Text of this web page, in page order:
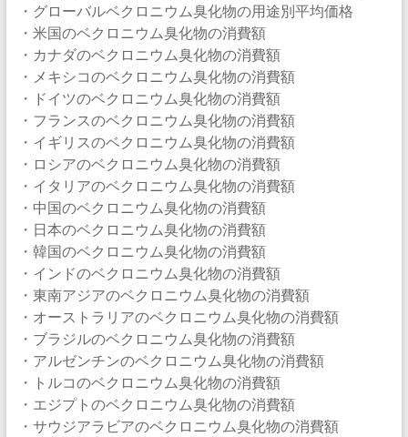
・グローバルベクロニウム臭化物の用途別平均価格
・米国のベクロニウム臭化物の消費額
・カナダのベクロニウム臭化物の消費額
・メキシコのベクロニウム臭化物の消費額
・ドイツのベクロニウム臭化物の消費額
・フランスのベクロニウム臭化物の消費額
・イギリスのベクロニウム臭化物の消費額
・ロシアのベクロニウム臭化物の消費額
・イタリアのベクロニウム臭化物の消費額
・中国のベクロニウム臭化物の消費額
・日本のベクロニウム臭化物の消費額
・韓国のベクロニウム臭化物の消費額
・インドのベクロニウム臭化物の消費額
・東南アジアのベクロニウム臭化物の消費額
・オーストラリアのベクロニウム臭化物の消費額
・ブラジルのベクロニウム臭化物の消費額
・アルゼンチンのベクロニウム臭化物の消費額
・トルコのベクロニウム臭化物の消費額
・エジプトのベクロニウム臭化物の消費額
・サウジアラビアのベクロニウム臭化物の消費額